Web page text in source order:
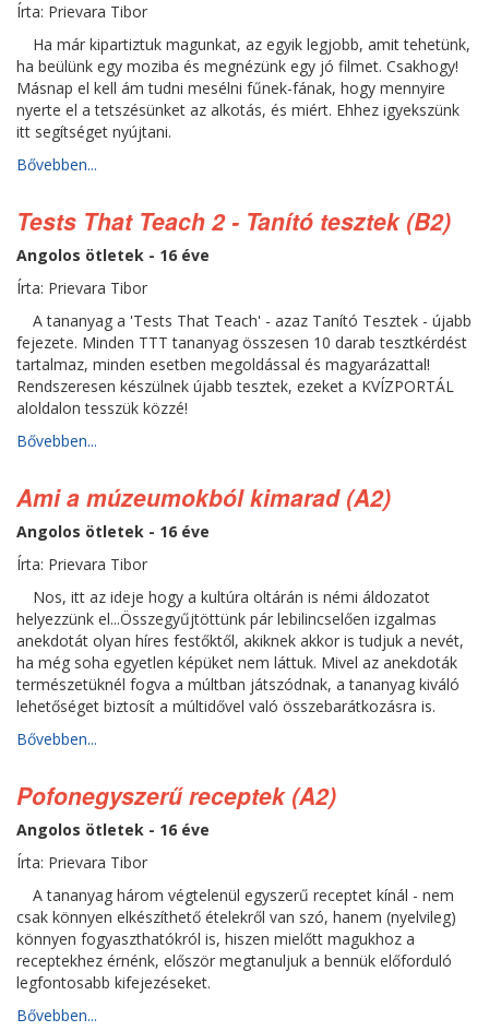
Írta: Prievara Tibor
Ha már kipartiztuk magunkat, az egyik legjobb, amit tehetünk,
ha beülünk egy moziba és megnézünk egy jó filmet. Csakhogy!
Másnap el kell ám tudni mesélni fűnek-fának, hogy mennyire
nyerte el a tetszésünket az alkotás, és miért. Ehhez igyekszünk
itt segítséget nyújtani.
Bővebben...
Tests That Teach 2 - Tanító tesztek (B2)
Angolos ötletek - 16 éve
Írta: Prievara Tibor
A tananyag a 'Tests That Teach' - azaz Tanító Tesztek - újabb
fejezete. Minden TTT tananyag összesen 10 darab tesztkérdést
tartalmaz, minden esetben megoldással és magyarázattal!
Rendszeresen készülnek újabb tesztek, ezeket a KVÍZPORTÁL
aloldalon tesszük közzé!
Bővebben...
Ami a múzeumokból kimarad (A2)
Angolos ötletek - 16 éve
Írta: Prievara Tibor
Nos, itt az ideje hogy a kultúra oltárán is némi áldozatot
helyezzünk el...Összegyűjtöttünk pár lebilincselően izgalmas
anekdotát olyan híres festőktől, akiknek akkor is tudjuk a nevét,
ha még soha egyetlen képüket nem láttuk. Mivel az anekdoták
természetüknél fogva a múltban játszódnak, a tananyag kiváló
lehetőséget biztosít a múltidővel való összebarátkozásra is.
Bővebben...
Pofonegyszerű receptek (A2)
Angolos ötletek - 16 éve
Írta: Prievara Tibor
A tananyag három végtelenül egyszerű receptet kínál - nem
csak könnyen elkészíthető ételekről van szó, hanem (nyelvileg)
könnyen fogyaszthatókról is, hiszen mielőtt magukhoz a
receptekhez érnénk, először megtanuljuk a bennük előforduló
legfontosabb kifejezéseket.
Bővebben...